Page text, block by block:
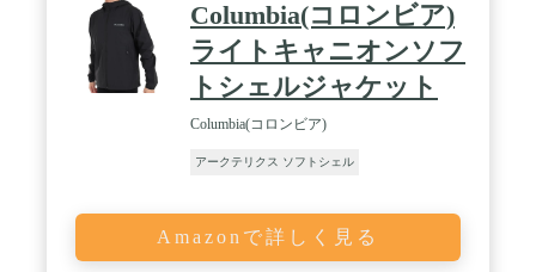
Columbia(コロンビア)
ライトキャニオンソフ
トシェルジャケット
Columbia(コロンビア)
アークテリクス ソフトシェル
Amazonで詳しく見る